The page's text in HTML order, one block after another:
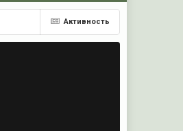
Активность